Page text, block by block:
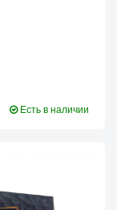
Есть в наличии